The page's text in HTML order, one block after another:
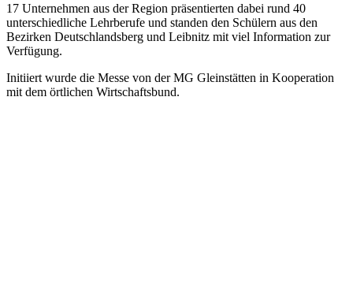
17 Unternehmen aus der Region präsentierten dabei rund 40
unterschiedliche Lehrberufe und standen den Schülern aus den
Bezirken Deutschlandsberg und Leibnitz mit viel Information zur
Verfügung.
Initiiert wurde die Messe von der MG Gleinstätten in Kooperation
mit dem örtlichen Wirtschaftsbund.